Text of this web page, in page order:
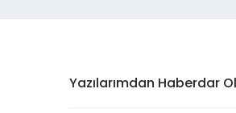
Yazılarımdan Haberdar